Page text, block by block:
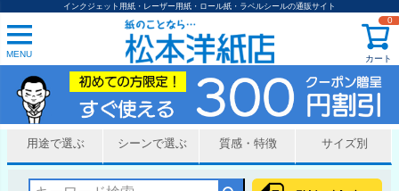
インクジェット用紙・レーザー用紙・ロール紙・ラベルシールの通販サイト
MENU カート
0
用途で選ぶ シーンで選ぶ 質感・特徴 サイズ別